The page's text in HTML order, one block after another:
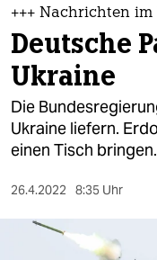
themen
politik
öko
gesellschaft
sport
+++ Nachrichten im
Deutsche
Ukraine
Die
Ukraine liefern.
einen Tisch bringen.
26.4.2022 8:35 Uhr